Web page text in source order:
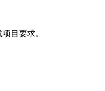
目要求。